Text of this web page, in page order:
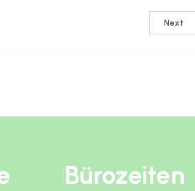
Next
Bürozeiten